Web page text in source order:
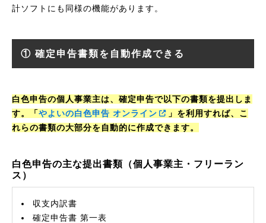
計ソフトにも同様の機能があります。
① 確定申告書類を自動作成できる
白色申告の個人事業主は、確定申告で以下の書類を提出しま
す。「やよいの白色申告 オンライン
」を利用すれば、こ
れらの書類の大部分を自動的に作成できます。
白色申告の主な提出書類（個人事業主・フリーラン
ス）
収支内訳書
確定申告書 第一表